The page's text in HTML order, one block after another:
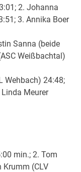
2. Johanna
3. Annika Boer
Sanna (beide
Weißbachtal)
Wehbach) 24:48;
Meurer
min.; 2. Tom
Krumm (CLV